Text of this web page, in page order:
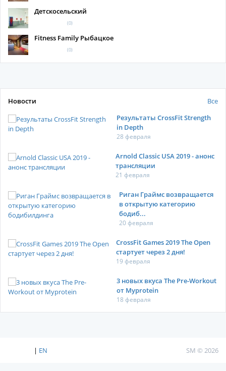
Детскосельский
(0)
Fitness Family Рыбацкое
(0)
Новости
Все
Результаты CrossFit Strength
in Depth
28 февраля
Arnold Classic USA 2019 - анонс
трансляции
21 февраля
Риган Граймс возвращается
в открытую категорию
бодиб...
20 февраля
CrossFit Games 2019 The Open
стартует через 2 дня!
19 февраля
3 новых вкуса The Pre-Workout
от Myprotein
18 февраля
| EN SM © 2026